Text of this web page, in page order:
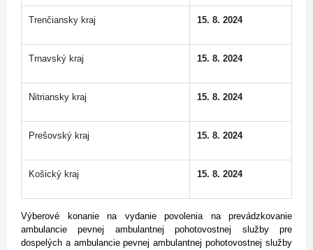
Trenčiansky kraj 15. 8. 2024
Trnavský kraj 15. 8. 2024
Nitriansky kraj 15. 8. 2024
Prešovský kraj 15. 8. 2024
Košický kraj 15. 8. 2024
Výberové konanie na vydanie povolenia na prevádzkovanie
ambulancie pevnej ambulantnej pohotovostnej služby pre
dospelých a ambulancie pevnej ambulantnej pohotovostnej služby